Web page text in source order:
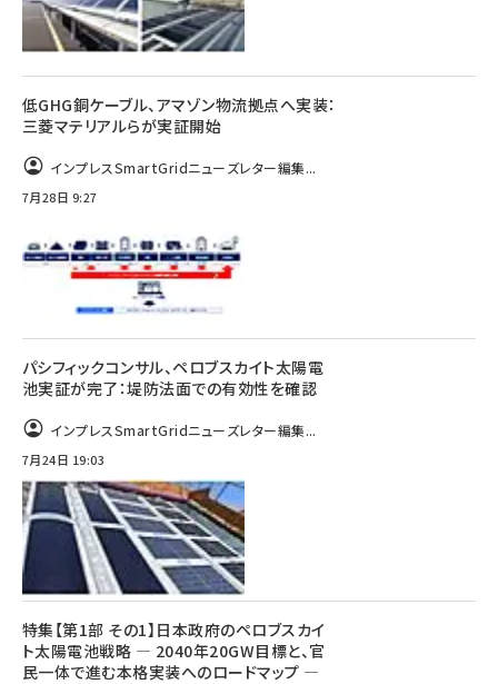
低GHG銅ケーブル、アマゾン物流拠点へ実装：
三菱マテリアルらが実証開始
インプレスSmartGridニューズレター編集...
7月28日 9:27
パシフィックコンサル、ペロブスカイト太陽電
池実証が完了：堤防法面での有効性を確認
インプレスSmartGridニューズレター編集...
7月24日 19:03
特集【第1部 その1】日本政府のペロブスカイ
ト太陽電池戦略 ― 2040年20GW目標と、官
民一体で進む本格実装へのロードマップ ―